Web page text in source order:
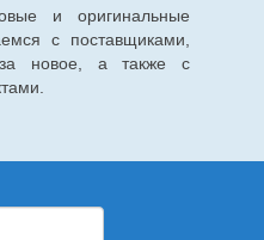
и оригинальные
с поставщиками,
новое, а также с